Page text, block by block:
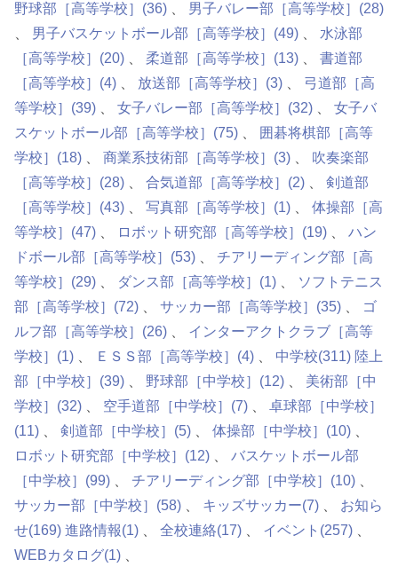
野球部［高等学校］ (36) 男子バレー部［高等学校］ (28)
男子バスケットボール部［高等学校］ (49)
水泳部
［高等学校］ (20) 柔道部［高等学校］ (13)
書道部
［高等学校］ (4) 放送部［高等学校］ (3)
弓道部［高
等学校］ (39) 女子バレー部［高等学校］ (32)
女子バ
スケットボール部［高等学校］ (75)
囲碁将棋部［高等
学校］ (18) 商業系技術部［高等学校］ (3)
吹奏楽部
［高等学校］ (28) 合気道部［高等学校］ (2)
剣道部
［高等学校］ (43) 写真部［高等学校］ (1)
体操部［高
等学校］ (47) ロボット研究部［高等学校］ (19)
ハン
ドボール部［高等学校］ (53)
チアリーディング部［高
等学校］ (29) ダンス部［高等学校］ (1)
ソフトテニス
部［高等学校］ (72) サッカー部［高等学校］ (35)
ゴ
ルフ部［高等学校］ (26)
インターアクトクラブ［高等
学校］ (1) ＥＳＳ部［高等学校］ (4) 中学校(311) 陸上
部［中学校］ (39) 野球部［中学校］ (12)
美術部［中
学校］ (32) 空手道部［中学校］ (7)
卓球部［中学校］
(11)
剣道部［中学校］ (5) 体操部［中学校］ (10)
ロボット研究部［中学校］ (12)
バスケットボール部
［中学校］ (99) チアリーディング部［中学校］ (10)
サッカー部［中学校］ (58) キッズサッカー(7)
お知ら
せ(169) 進路情報(1) 全校連絡(17) イベント (257)
WEBカタログ(1)